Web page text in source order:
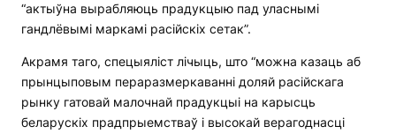
“актыўна вырабляюць прадукцыю пад уласнымі
гандлёвымі маркамі расійскіх сетак”.
Акрамя таго, спецыяліст лічыць, што “можна казаць аб
прынцыповым пераразмеркаванні доляй расійскага
рынку гатовай малочнай прадукцыі на карысць
беларускіх прадпрыемстваў і высокай верагоднасці